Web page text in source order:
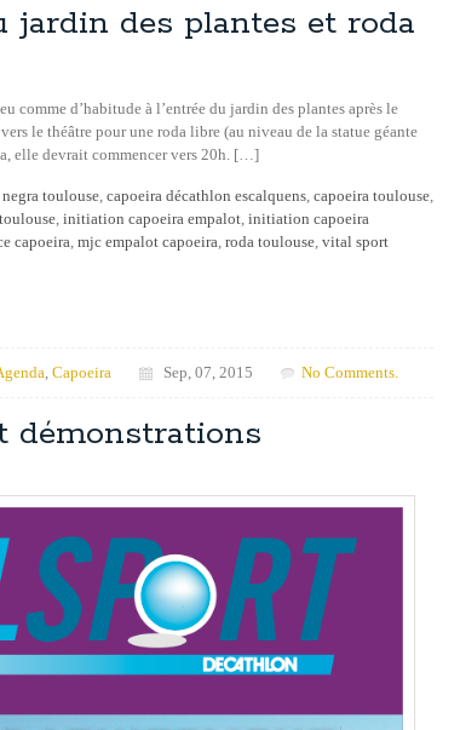
jardin des plantes et roda
comme d’habitude à l’entrée du jardin des plantes après le
le théâtre pour une roda libre (au niveau de la statue géante
elle devrait commencer vers 20h. […]
toulouse capoeira décathlon escalquens capoeira toulouse
initiation capoeira empalot initiation capoeira
capoeira mjc empalot capoeira roda toulouse vital sport
Capoeira Sep, 07, 2015 No Comments.
démonstrations